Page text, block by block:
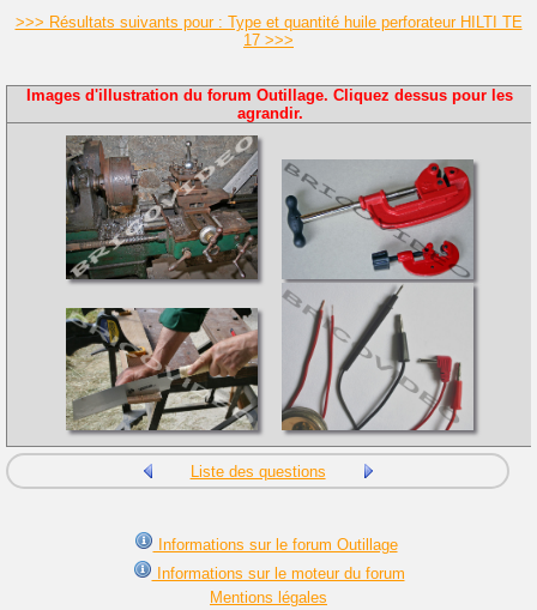
>>> Résultats suivants pour : Type et quantité huile perforateur HILTI TE
17 >>>
Images d'illustration du forum Outillage. Cliquez dessus pour les
agrandir.
Liste des questions
Informations sur le forum Outillage
Informations sur le moteur du forum
Mentions légales